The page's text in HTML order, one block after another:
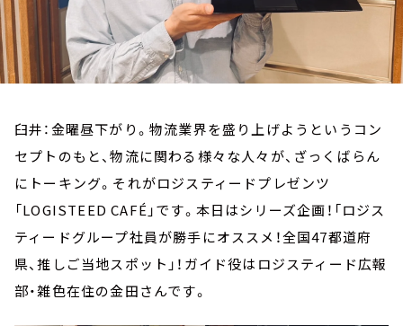
臼井：金曜昼下がり。物流業界を盛り上げようというコン
セプトのもと、物流に関わる様々な人々が、ざっくばらん
にトーキング。それがロジスティードプレゼンツ
「LOGISTEED CAFÉ」です。本日はシリーズ企画！「ロジス
ティードグループ社員が勝手にオススメ！全国47都道府
県、推しご当地スポット」！ガイド役はロジスティード広報
部・雑色在住の金田さんです。